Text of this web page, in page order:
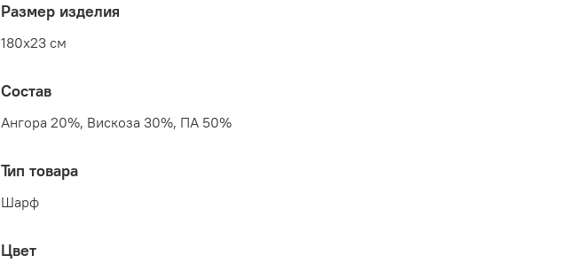
Размер изделия
180x23 см
Состав
Ангора 20%, Вискоза 30%, ПА 50%
Тип товара
Шарф
Цвет